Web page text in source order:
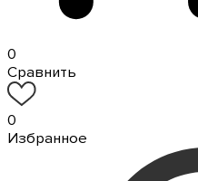
0
Сравнить
0
Избранное